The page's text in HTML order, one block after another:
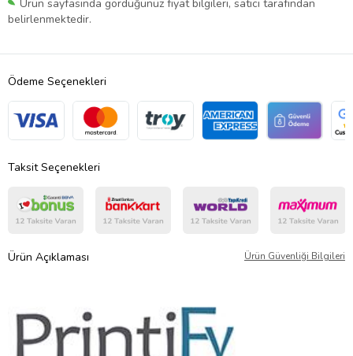
Ürün sayfasında gördüğünüz fiyat bilgileri, satıcı tarafından
belirlenmektedir.
Ödeme Seçenekleri
Taksit Seçenekleri
Ürün Açıklaması Ürün Güvenliği Bilgileri